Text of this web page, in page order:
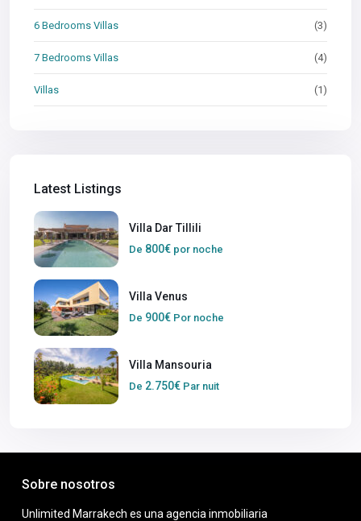
6 Bedrooms Villas (3)
7 Bedrooms Villas (4)
Villas (1)
Latest Listings
Villa Dar Tillili
De 800€ por noche
Villa Venus
De 900€ Por noche
Villa Mansouria
De 2.750€ Par nuit
Sobre nosotros
Unlimited Marrakech es una agencia inmobiliaria